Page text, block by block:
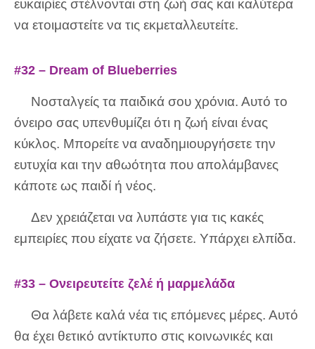
ευκαιρίες στέλνονται στη ζωή σας και καλύτερα
να ετοιμαστείτε να τις εκμεταλλευτείτε.
#32 – Dream of Blueberries
Νοσταλγείς τα παιδικά σου χρόνια. Αυτό το
όνειρο σας υπενθυμίζει ότι η ζωή είναι ένας
κύκλος. Μπορείτε να αναδημιουργήσετε την
ευτυχία και την αθωότητα που απολάμβανες
κάποτε ως παιδί ή νέος.
Δεν χρειάζεται να λυπάστε για τις κακές
εμπειρίες που είχατε να ζήσετε. Υπάρχει ελπίδα.
#33 – Ονειρευτείτε ζελέ ή μαρμελάδα
Θα λάβετε καλά νέα τις επόμενες μέρες. Αυτό
θα έχει θετικό αντίκτυπο στις κοινωνικές και